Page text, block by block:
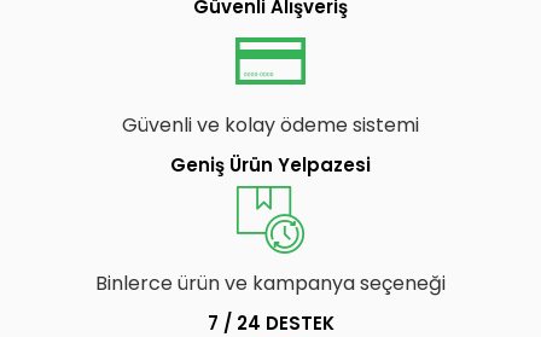
Güvenli Alışveriş
Güvenli ve kolay ödeme sistemi
Geniş Ürün Yelpazesi
Binlerce ürün ve kampanya seçeneği
7 / 24 DESTEK